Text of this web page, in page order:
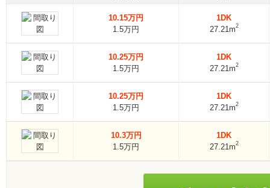
10.15万円
1.5万円
1DK
27.21m2
10.25万円
1.5万円
1DK
27.21m2
10.25万円
1.5万円
1DK
27.21m2
10.3万円
1.5万円
1DK
27.21m2